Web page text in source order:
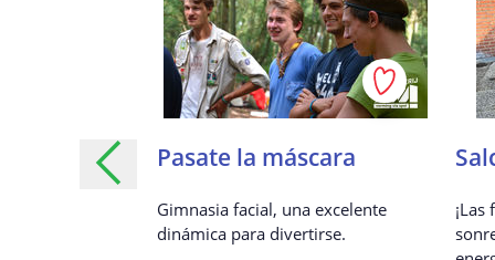
Pasate la máscara
Gimnasia facial, una excelente
dinámica para divertirse.